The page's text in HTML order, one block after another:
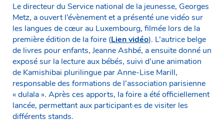
Le directeur du Service national de la jeunesse, Georges
Metz, a ouvert l’évènement et a présenté une vidéo sur
les langues de cœur au Luxembourg, filmée lors de la
première édition de la foire (Lien vidéo). L’autrice belge
de livres pour enfants, Jeanne Ashbé, a ensuite donné un
exposé sur la lecture aux bébés, suivi d’une animation
de Kamishibai plurilingue par Anne-Lise Marill,
responsable des formations de l’association parisienne
« dulala ». Après ces apports, la foire a été officiellement
lancée, permettant aux participant·es de visiter les
différents stands.